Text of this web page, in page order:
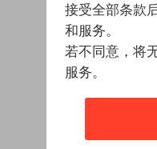
接受全部条款
和服务。
若不同意，将
服务。